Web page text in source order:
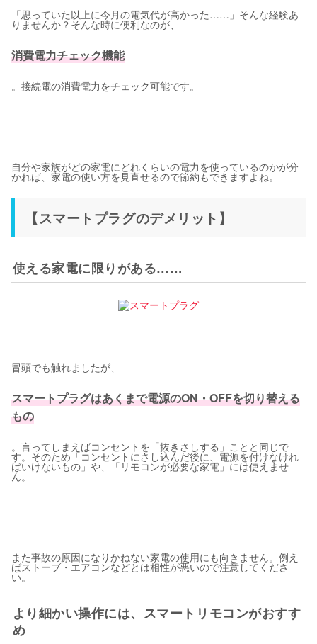
「思っていた以上に今月の電気代が高かった……」そんな経験あ
りませんか？そんな時に便利なのが、
消費電力チェック機能
。接続電の消費電力をチェック可能です。
自分や家族がどの家電にどれくらいの電力を使っているのかが分
かれば、家電の使い方を見直せるので節約もできますよね。
【スマートプラグのデメリット】
使える家電に限りがある……
冒頭でも触れましたが、
スマートプラグはあくまで電源のON・OFFを切り替える
もの
。言ってしまえばコンセントを「抜きさしする」ことと同じで
す。そのため「コンセントにさし込んだ後に、電源を付けなけれ
ばいけないもの」や、「リモコンが必要な家電」には使えませ
ん。
また事故の原因になりかねない家電の使用にも向きません。例え
ばストーブ・エアコンなどとは相性が悪いので注意してくださ
い。
より細かい操作には、スマートリモコンがおすす
め